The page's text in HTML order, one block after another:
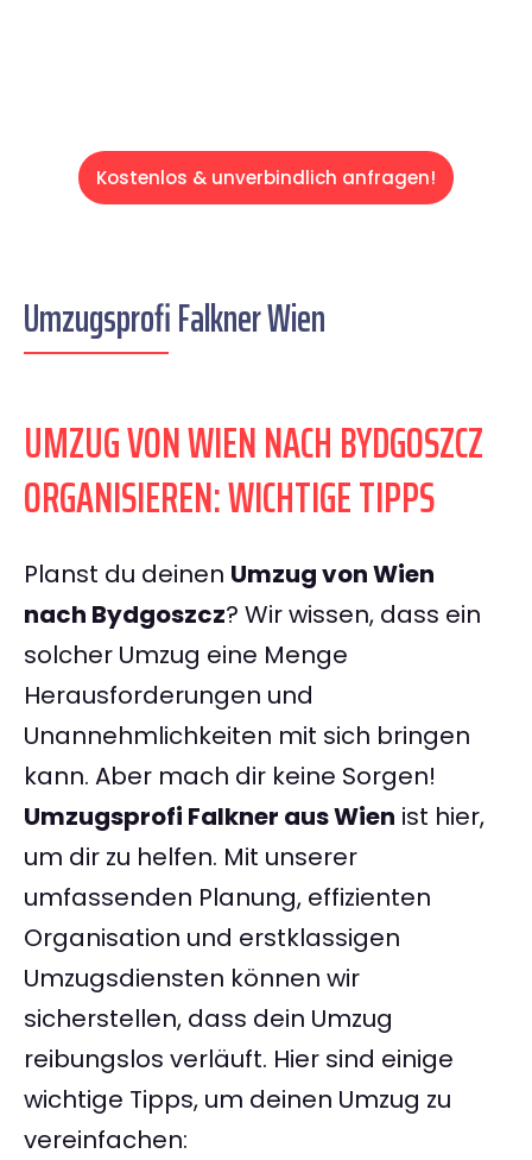
Kostenlos & unverbindlich anfragen!
Umzugsprofi Falkner Wien
UMZUG VON WIEN NACH BYDGOSZCZ
ORGANISIEREN: WICHTIGE TIPPS
Planst du deinen Umzug von Wien
nach Bydgoszcz? Wir wissen, dass ein
solcher Umzug eine Menge
Herausforderungen und
Unannehmlichkeiten mit sich bringen
kann. Aber mach dir keine Sorgen!
Umzugsprofi Falkner aus Wien ist hier,
um dir zu helfen. Mit unserer
umfassenden Planung, effizienten
Organisation und erstklassigen
Umzugsdiensten können wir
sicherstellen, dass dein Umzug
reibungslos verläuft. Hier sind einige
wichtige Tipps, um deinen Umzug zu
vereinfachen: